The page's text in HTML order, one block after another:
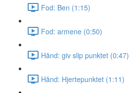
Fod: Ben (1:15)
Fod: armene (0:50)
Hånd: giv slip punktet (0:47)
Hånd: Hjertepunktet (1:11)